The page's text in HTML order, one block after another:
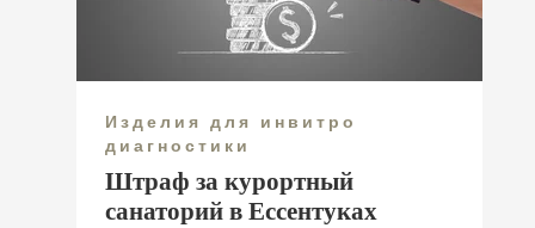
Изделия для инвитро
диагностики
Штраф за курортный
санаторий в Ессентуках